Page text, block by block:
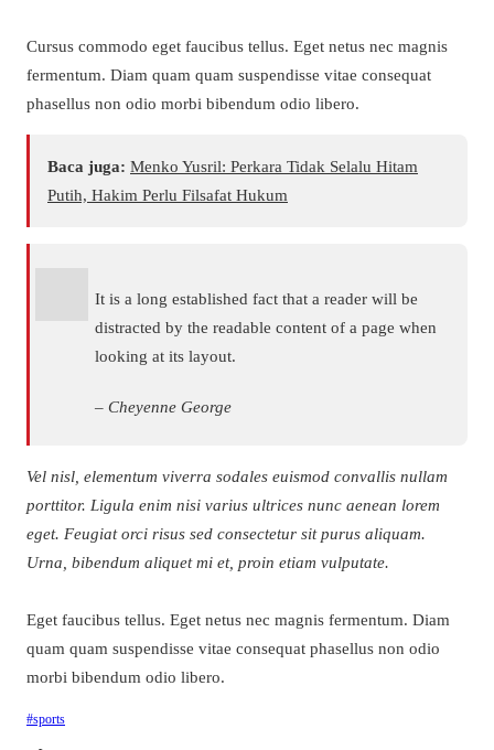
Cursus commodo eget faucibus tellus. Eget netus nec magnis
fermentum. Diam quam quam suspendisse vitae consequat
phasellus non odio morbi bibendum odio libero.
Baca juga: Menko Yusril: Perkara Tidak Selalu Hitam
Putih, Hakim Perlu Filsafat Hukum
It is a long established fact that a reader will be
distracted by the readable content of a page when
looking at its layout.
– Cheyenne George
Vel nisl, elementum viverra sodales euismod convallis nullam
porttitor. Ligula enim nisi varius ultrices nunc aenean lorem
eget. Feugiat orci risus sed consectetur sit purus aliquam.
Urna, bibendum aliquet mi et, proin etiam vulputate.
Eget faucibus tellus. Eget netus nec magnis fermentum. Diam
quam quam suspendisse vitae consequat phasellus non odio
morbi bibendum odio libero.
#sports